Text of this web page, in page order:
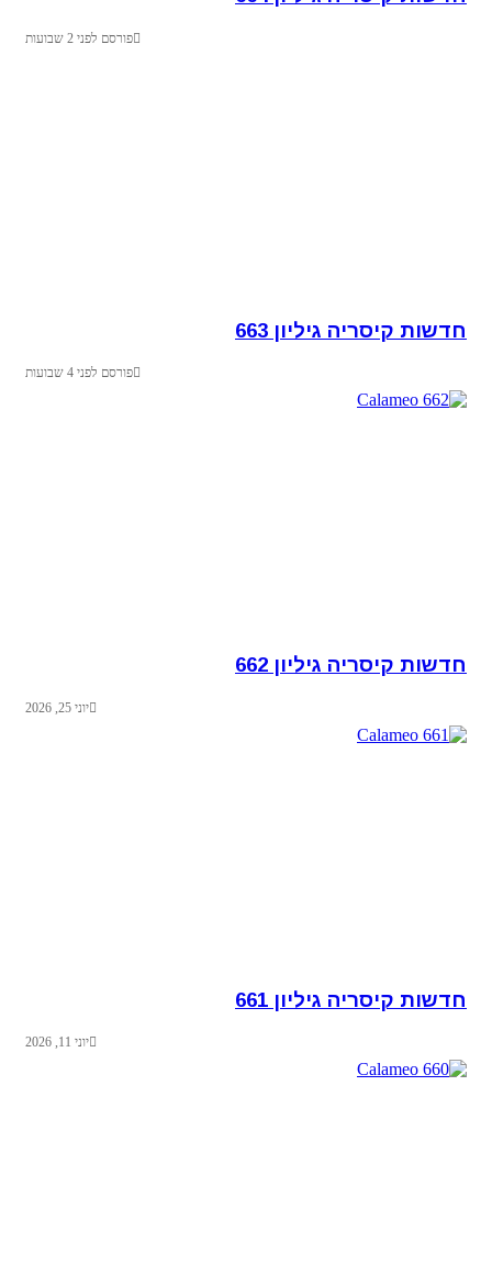
פורסם לפני 2 שבועות
חדשות קיסריה גיליון 663
פורסם לפני 4 שבועות
חדשות קיסריה גיליון 662
יוני 25, 2026
חדשות קיסריה גיליון 661
יוני 11, 2026